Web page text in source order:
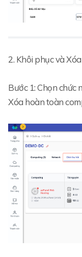
2. Khôi phục và
Bước 1: Chọn
Xóa hoàn toàn